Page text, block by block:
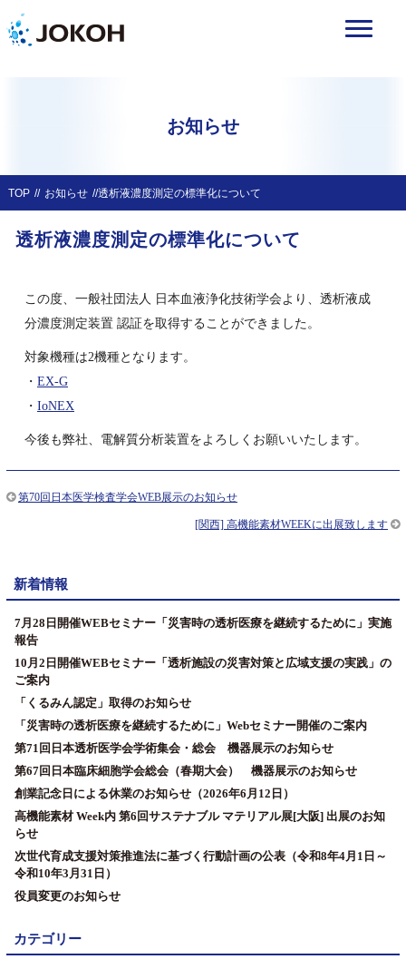
お知らせ
TOP お知らせ 透析液濃度測定の標準化について
透析液濃度測定の標準化について
この度、一般社団法人 日本血液浄化技術学会より、透析液成
分濃度測定装置 認証を取得することができました。
対象機種は2機種となります。
・ EX-G
・ IoNEX
今後も弊社、電解質分析装置をよろしくお願いいたします。
第70回日本医学検査学会WEB展示のお知らせ
[関西] 高機能素材WEEKに出展致します
新着情報
7月28日開催WEBセミナー「災害時の透析医療を継続するために」実施
報告
10月2日開催WEBセミナー「透析施設の災害対策と広域支援の実践」の
ご案内
「くるみん認定」取得のお知らせ
「災害時の透析医療を継続するために」Webセミナー開催のご案内
第71回日本透析医学会学術集会・総会 機器展示のお知らせ
第67回日本臨床細胞学会総会（春期大会） 機器展示のお知らせ
創業記念日による休業のお知らせ（2026年6月12日）
高機能素材 Week内 第6回サステナブル マテリアル展[大阪] 出展のお知
らせ
次世代育成支援対策推進法に基づく行動計画の公表（令和8年4月1日～
令和10年3月31日）
役員変更のお知らせ
カテゴリー